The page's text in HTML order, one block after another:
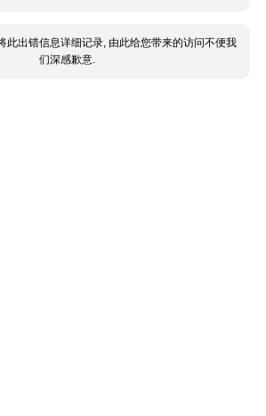
此出错信息详细记录, 由此给您带来的访问不便我
们深感歉意.